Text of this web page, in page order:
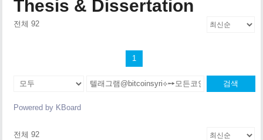
Thesis & Dissertation
전체 92
1
검색
Powered by KBoard
전체 92